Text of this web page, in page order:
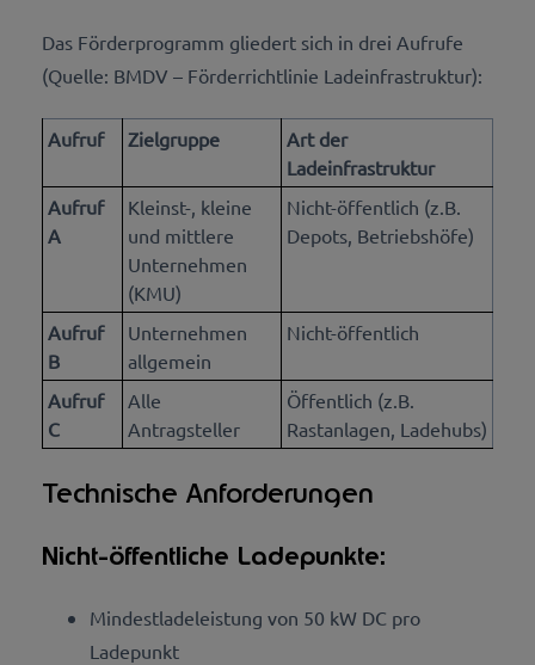
Das Förderprogramm gliedert sich in drei Aufrufe
(Quelle: BMDV – Förderrichtlinie Ladeinfrastruktur):
Aufruf Zielgruppe
Art der
Ladeinfrastruktur
Aufruf
A
Kleinst-, kleine
und mittlere
Unternehmen
(KMU)
Nicht-öffentlich (z.B.
Depots, Betriebshöfe)
Aufruf
B
Unternehmen
allgemein
Nicht-öffentlich
Aufruf
C
Alle
Antragsteller
Öffentlich (z.B.
Rastanlagen, Ladehubs)
Technische Anforderungen
Nicht-öffentliche Ladepunkte:
Mindestladeleistung von 50 kW DC pro
Ladepunkt